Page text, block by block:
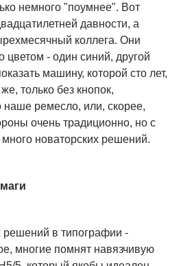
немного "поумнее". Вот
давности, а
коллега. Они
цветом - один синий, другой
машину, которой сто лет,
только без кнопок,
наше ремесло, или, скорее,
очень традиционно, но с
новаторских решений.
в типографии -
многие помнят навязчивую